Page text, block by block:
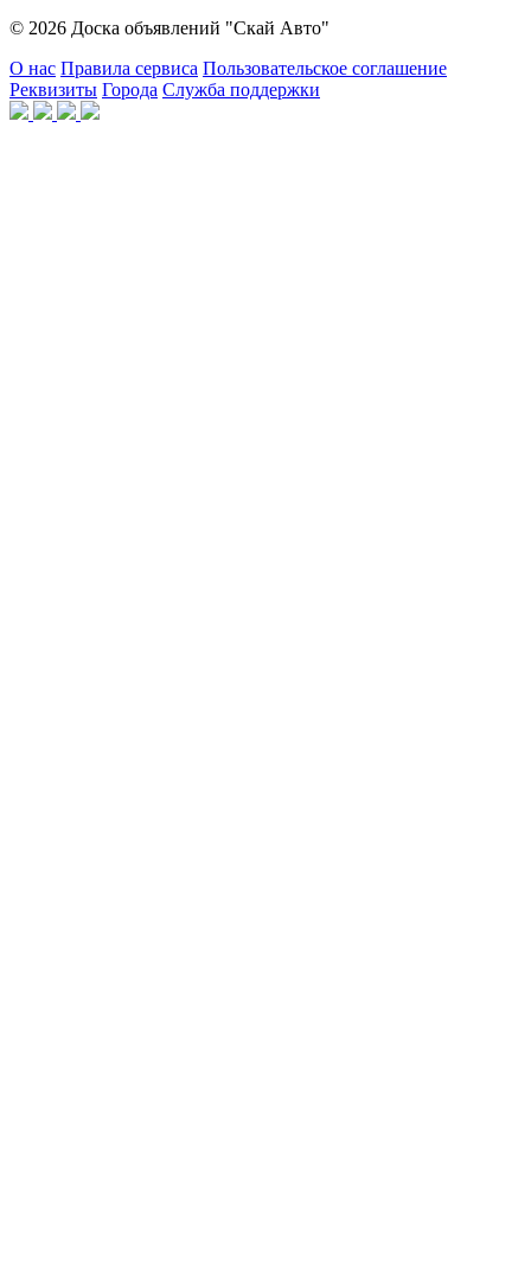
© 2026 Доска объявлений "Скай Авто"
О нас Правила сервиса Пользовательское соглашение
Реквизиты Города Служба поддержки